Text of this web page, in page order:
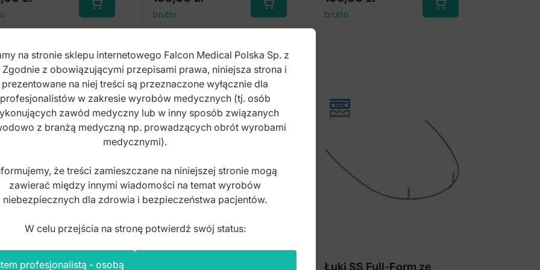
brutto brutto
SS Full-Form ze
Łuki SS Full-Form ze
na stronie sklepu internetowego Falcon Medical Polska Sp. z
Zgodnie z obowiązującymi przepisami prawa, niniejsza strona i
prezentowane na niej treści są przeznaczone wyłącznie dla
profesjonalistów w zakresie wyrobów medycznych (tj. osób
zawód medyczny lub w inny sposób związanych
z branżą medyczną np. prowadzących obrót wyrobami
medycznymi).
że treści zamieszczane na niniejszej stronie mogą
zawierać między innymi wiadomości na temat wyrobów
niebezpiecznych dla zdrowia i bezpieczeństwa pacjentów.
W celu przejścia na stronę potwierdź swój status:
profesjonalistą - osobą